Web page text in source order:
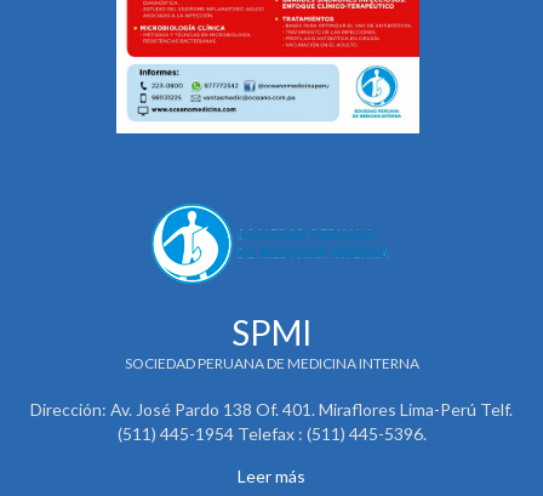
SPMI
SOCIEDAD PERUANA DE MEDICINA INTERNA
Dirección: Av. José Pardo 138 Of. 401. Miraflores Lima-Perú Telf.
(511) 445-1954 Telefax : (511) 445-5396.
Leer más